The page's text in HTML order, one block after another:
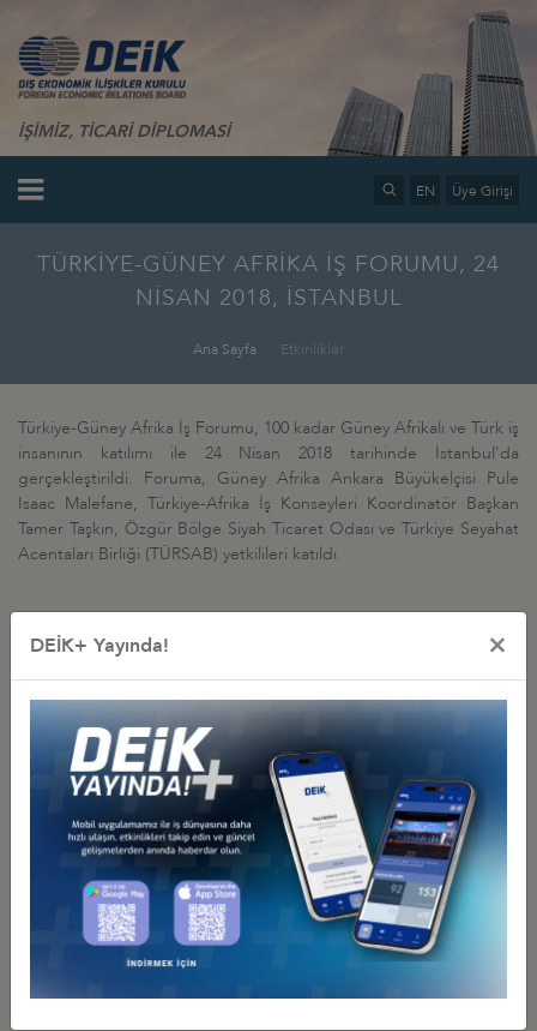
İŞİMİZ, TİCARİ DİPLOMASİ
EN Üye Girişi
TÜRKİYE-GÜNEY AFRİKA İŞ FORUMU, 24
NİSAN 2018, İSTANBUL
Ana Sayfa Etkinlikler
Türkiye-Güney Afrika İş Forumu, 100 kadar Güney Afrikalı ve Türk iş
insanının katılımı ile 24 Nisan 2018 tarihinde İstanbul'da
gerçekleştirildi. Foruma, Güney Afrika Ankara Büyükelçisi Pule
Isaac Malefane, Türkiye-Afrika İş Konseyleri Koordinatör Başkan
Tamer Taşkın, Özgür Bölge Siyah Ticaret Odası ve Türkiye Seyahat
Acentaları Birliği (TÜRSAB) yetkilileri katıldı.
İş Konseyi ile Alakalı Diğer Etkinlikler
KWAZULU-NATAL DELEGASYONU İLE YUVARLAK MASA
TOPLANTISI
18 Ekim 2023 Çarşamba Türkiye - Güney Afrika İş Konseyi
INDUSTRIAL DEVELOPMENT CORPORATION OF SOUTH
AFRICA TEMSİLCİLERİ İLE TOPLANTI
09 Ağustos 2023 Çarşamba Türkiye - Güney Afrika İş Konseyi
GÜNEY AFRİKA DIŞİŞLERİ BAKAN YARDIMCISI ALVİN BOTES İLE
DEİK+ Yayında! ×